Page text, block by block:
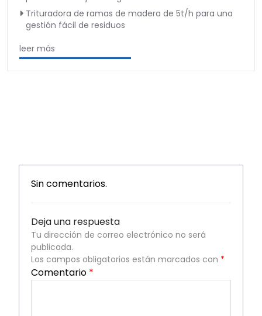
Trituradora de ramas de madera de 5t/h para una
gestión fácil de residuos
leer más
Sin comentarios.
Deja una respuesta
Tu dirección de correo electrónico no será
publicada.
Los campos obligatorios están marcados con *
Comentario *